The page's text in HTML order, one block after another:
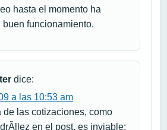
hasta el momento ha
buen funcionamiento.
dice:
a las 10:53 am
de las cotizaciones, como
en el post, es inviable;